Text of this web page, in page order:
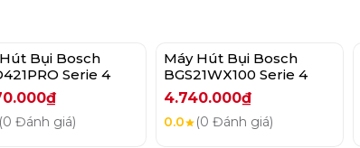
Bụi Bosch
Serie 4
(0 Đánh giá)
Máy Hút Bụi Bosch
BGS21WX100 Serie 4
4.740.000₫
0.0 (0 Đánh giá)